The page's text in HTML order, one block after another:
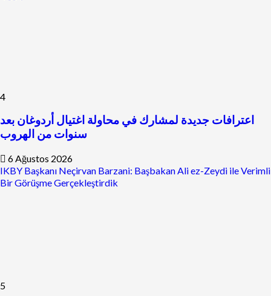
4
اعترافات جديدة لمشارك في محاولة اغتيال أردوغان بعد
سنوات من الهروب
6 Ağustos 2026
IKBY Başkanı Neçirvan Barzani: Başbakan Ali ez-Zeydi ile Verimli
Bir Görüşme Gerçekleştirdik
5